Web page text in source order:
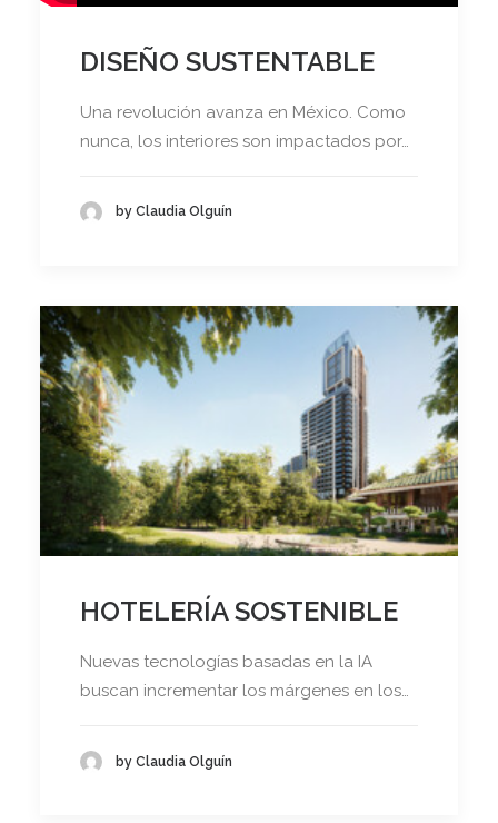
DISEÑO SUSTENTABLE
Una revolución avanza en México. Como
nunca, los interiores son impactados por…
by Claudia Olguín
HOTELERÍA SOSTENIBLE
Nuevas tecnologías basadas en la IA
buscan incrementar los márgenes en los…
by Claudia Olguín